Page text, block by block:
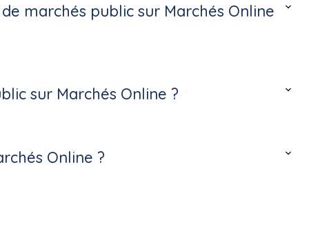
marchés public sur Marchés Online
sur Marchés Online ?
Online ?